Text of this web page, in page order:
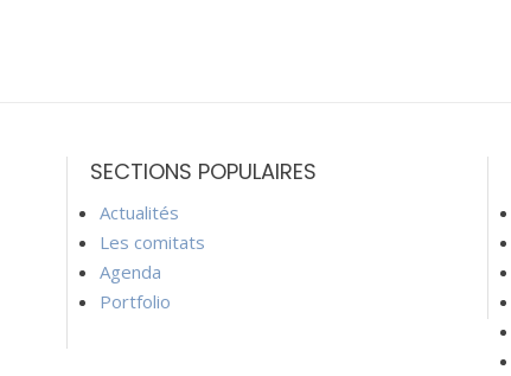
SECTIONS POPULAIRES
Actualités
Les comitats
Agenda
Portfolio